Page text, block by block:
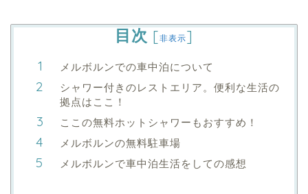
目次 [非表示]
メルボルンでの車中泊について
シャワー付きのレストエリア。便利な生活の
拠点はここ！
ここの無料ホットシャワーもおすすめ！
メルボルンの無料駐車場
メルボルンで車中泊生活をしての感想